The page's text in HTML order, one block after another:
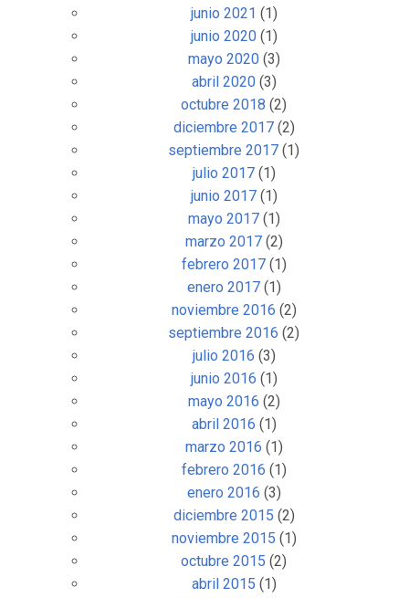
junio 2021 (1)
junio 2020(1)
mayo 2020(3)
abril 2020(3)
octubre 2018 (2)
diciembre 2017(2)
septiembre 2017 (1)
julio 2017(1)
junio 2017(1)
mayo 2017(1)
marzo 2017(2)
febrero 2017(1)
enero 2017(1)
noviembre 2016 (2)
septiembre 2016 (2)
julio 2016 (3)
junio 2016 (1)
mayo 2016 (2)
abril 2016 (1)
marzo 2016 (1)
febrero 2016 (1)
enero 2016 (3)
diciembre 2015 (2)
noviembre 2015 (1)
octubre 2015 (2)
abril 2015 (1)